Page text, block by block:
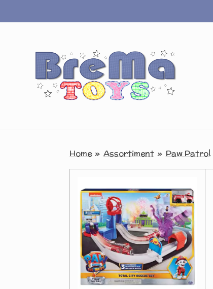
hoofdinhoud
Home » Assortiment » Paw Patrol